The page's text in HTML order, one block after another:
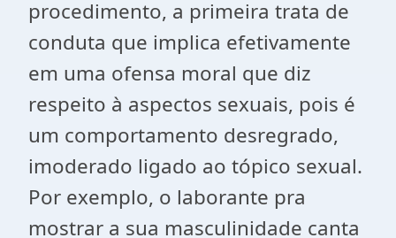
procedimento, a primeira trata de
conduta que implica efetivamente
em uma ofensa moral que diz
respeito à aspectos sexuais, pois é
um comportamento desregrado,
imoderado ligado ao tópico sexual.
Por exemplo, o laborante pra
mostrar a sua masculinidade canta